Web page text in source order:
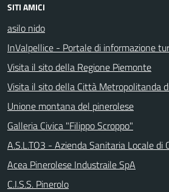
SITI AMICI
asilo nido
InValpellice - Portale di informazione
Visita il sito della Regione Piemonte
Visita il sito della Città Metropolitanda
Unione montana del pinerolese
Galleria Civica "Filippo Scroppo"
A.S.L.TO3 - Azienda Sanitaria Locale di
Acea Pinerolese Industraile SpA
C.I.S.S. Pinerolo